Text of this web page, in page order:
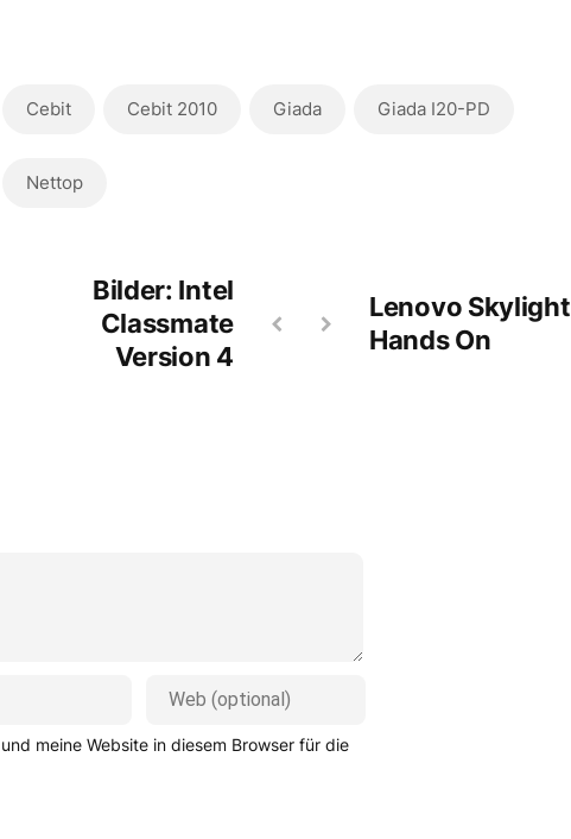
Cebit Cebit 2010 Giada Giada I20-PD
Nettop
Bilder: Intel
Classmate
Version 4
Lenovo Skylight
Hands On
meine Website in diesem Browser für die